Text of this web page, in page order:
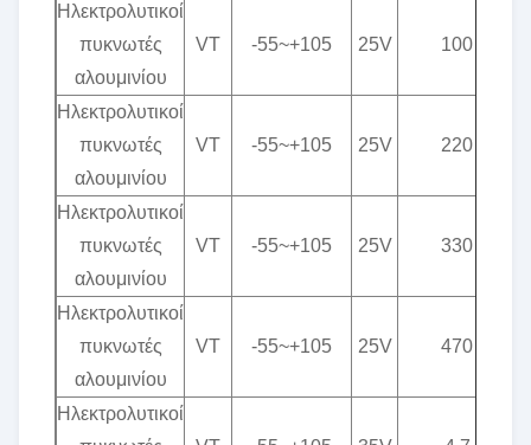
Ηλεκτρολυτικοί
πυκνωτές
αλουμινίου
VT -55~+105 25V 100
Ηλεκτρολυτικοί
πυκνωτές
αλουμινίου
VT -55~+105 25V 220
Ηλεκτρολυτικοί
πυκνωτές
αλουμινίου
VT -55~+105 25V 330
Ηλεκτρολυτικοί
πυκνωτές
αλουμινίου
VT -55~+105 25V 470
Ηλεκτρολυτικοί